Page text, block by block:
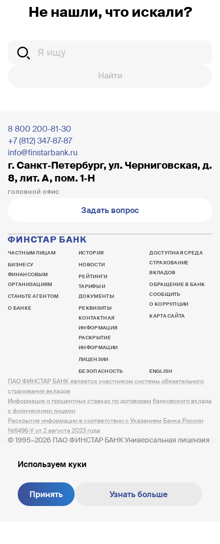
Не нашли, что искали?
Найти
8 800 200-81-30
+7 (812) 347-87-87
info@finstarbank.ru
г. Санкт‐Петербург, ул. Черниговская, д.
8, лит. А, пом. 1‐Н
ГОЛОВНОЙ ОФИС
Задать вопрос
ЧАСТНЫМ ЛИЦАМ
БИЗНЕСУ
ФИНАНСОВЫМ
ОРГАНИЗАЦИЯМ
СТАНЬТЕ АГЕНТОМ
О БАНКЕ
ИСТОРИЯ
НОВОСТИ
РЕЙТИНГИ
ТАРИФЫ И
ДОКУМЕНТЫ
РЕКВИЗИТЫ
КОНТАКТНАЯ
ИНФОРМАЦИЯ
РАСКРЫТИЕ
ИНФОРМАЦИИ
ЛИЦЕНЗИИ
БЕЗОПАСНОСТЬ
ДОСТУПНАЯ СРЕДА
СТРАХОВАНИЕ
ВКЛАДОВ
ОБРАЩЕНИЕ В БАНК
СООБЩИТЬ
О КОРРУПЦИИ
КАРТА САЙТА
ENGLISH
© 1995–2026 ПАО ФИНСТАР БАНК Универсальная лицензия
ПАО ФИНСТАР БАНК является участником системы обязательного
страхования вкладов
Информация о процентных ставках по договорам банковского вклада
с физическими лицами
Раскрытие информации в соответствии с Указанием Банка России
№6496-У от 2 августа 2023 года
Создание сайта — M18
Используем куки
Принять Узнать больше